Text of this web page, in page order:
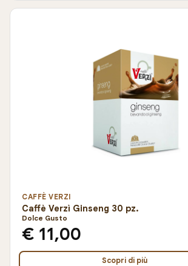
CAFFÈ VERZI
Caffè Verzì Ginseng 30 pz.
Dolce Gusto
€ 11,00
Scopri di più